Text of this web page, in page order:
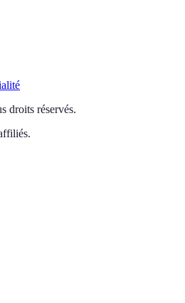
droits réservés.